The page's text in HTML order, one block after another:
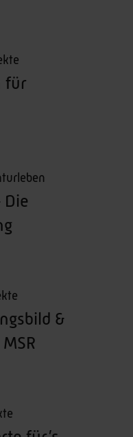
für
Die
&